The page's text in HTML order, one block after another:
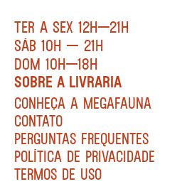
TER A SEX 12H—21H
SÁB 10H — 21H
DOM 10H—18H
SOBRE A LIVRARIA
CONHEÇA A MEGAFAUNA
CONTATO
PERGUNTAS FREQUENTES
POLÍTICA DE PRIVACIDADE
TERMOS DE USO